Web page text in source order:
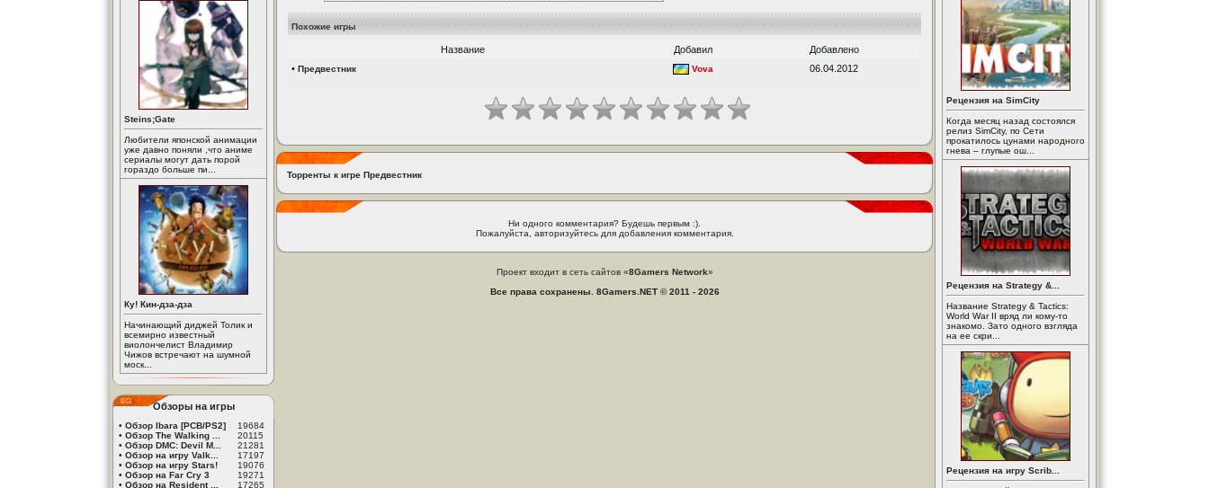
Steins;Gate
Любители японской анимации
уже давно поняли ,что аниме
сериалы могут дать порой
гораздо больше пи...
Ку! Кин-дза-дза
Начинающий диджей Толик и
всемирно известный
виолончелист Владимир
Чижов встречают на шумной
моск...
Обзоры на игры
• Обзор Ibara [PCB/PS2]
19684
• Обзор The Walking ...
20115
• Обзор DMC: Devil M...
21281
• Обзор на игру Valk...
17197
• Обзор на игру Stars!
19076
• Обзор на Far Cry 3
19271
• Обзор на Resident ... 17265
Похожие игры
Название Добавил
Добавлено
• Предвестник Vova 06.04.2012
Торренты к игре Предвестник
Ни одного комментария? Будешь первым :).
Пожалуйста, авторизуйтесь для добавления комментария.
Проект входит в сеть сайтов «8Gamers Network»
Все права сохранены. 8Gamers.NET © 2011 - 2026
Рецензия на SimCity
Когда месяц назад состоялся
релиз SimCity, по Сети
прокатилось цунами народного
гнева – глупые ош...
Рецензия на Strategy &...
Название Strategy & Tactics:
World War II вряд ли кому-то
знакомо. Зато одного взгляда
на ее скри...
Рецензия на игру Scrib...